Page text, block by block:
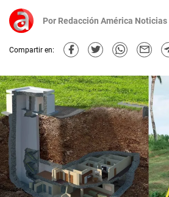
Por Redacción América
Compartir en: